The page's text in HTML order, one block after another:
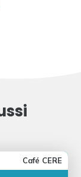
Café CERE